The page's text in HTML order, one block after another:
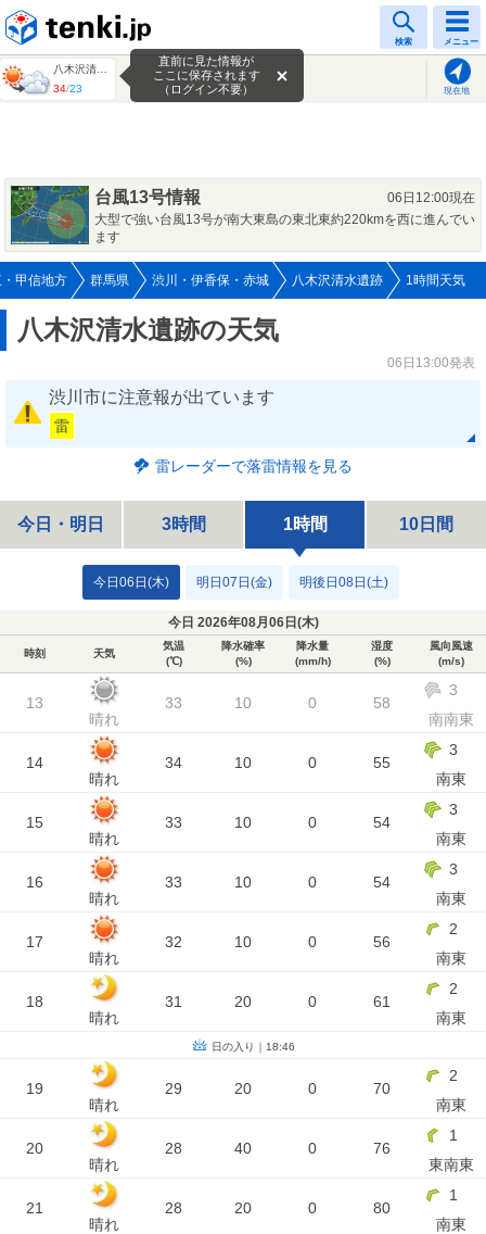
検索 メニュー
34/23 現在地
直前に見た情報が
ここに保存されます
（ログイン不要）
台風13号情報
06日12:00現在
大型で強い台風13号が南大東島の東北東約220kmを西に進んでい
ます
甲信地方 群馬県 渋川・伊香保・赤城 八木沢清水遺跡 1時間天気
八木沢清水遺跡の天気
06日13:00発表
渋川市に注意報が出ています
雷
雷レーダーで落雷情報を見る
今日・明日 3時間 1時間 10日間
今日06日(木) 明日07日(金) 明後日08日(土)
今日 2026年08月06日(木)
時刻 天気
気温
(℃)
降水確率
(%)
降水量
(mm/h)
湿度
(%)
風向風速
(m/s)
13
晴れ
33 10 0 58
3
南南東
14
晴れ
34 10 0 55
3
南東
15
晴れ
33 10 0 54
3
南東
16
晴れ
33 10 0 54
3
南東
17
晴れ
32 10 0 56
2
南東
18
晴れ
31 20 0 61
2
南東
日の入り｜18:46
19
晴れ
29 20 0 70
2
南東
20
晴れ
28 40 0 76
1
東南東
21
晴れ
28 20 0 80
1
南東